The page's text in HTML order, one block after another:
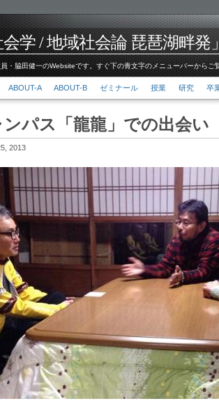
会学 / 地域社会論 琵琶湖畔発
・脇田健一のWebsiteです。すぐ下の青文字のメニューバーから
ABOUT-A ABOUT-B ゼミナール 授業 研究 卒
パス「龍龍」での出会い
2013